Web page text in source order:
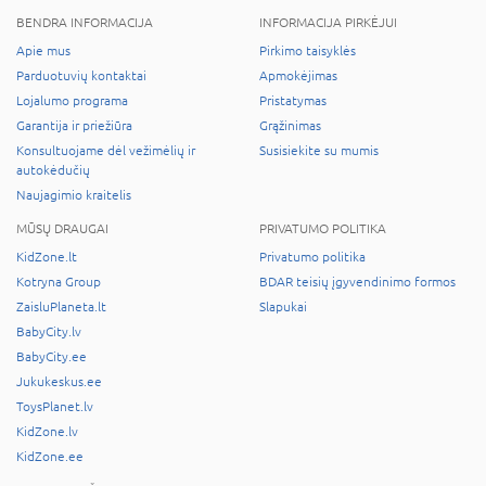
BENDRA INFORMACIJA
Apie mus
Parduotuvių kontaktai
Lojalumo programa
Garantija ir priežiūra
Konsultuojame dėl vežimėlių ir
autokėdučių
Naujagimio kraitelis
INFORMACIJA PIRKĖJUI
Pirkimo taisyklės
Apmokėjimas
Pristatymas
Grąžinimas
Susisiekite su mumis
MŪSŲ DRAUGAI
KidZone.lt
Kotryna Group
ZaisluPlaneta.lt
BabyCity.lv
BabyCity.ee
Jukukeskus.ee
ToysPlanet.lv
KidZone.lv
KidZone.ee
PRIVATUMO POLITIKA
Privatumo politika
BDAR teisių įgyvendinimo formos
Slapukai